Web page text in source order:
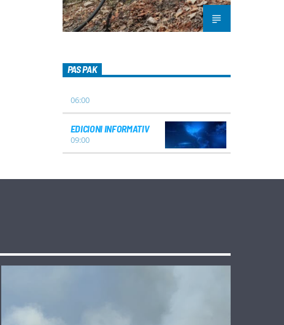
PAS PAK
06:00
EDICIONI INFORMATIV
09:00